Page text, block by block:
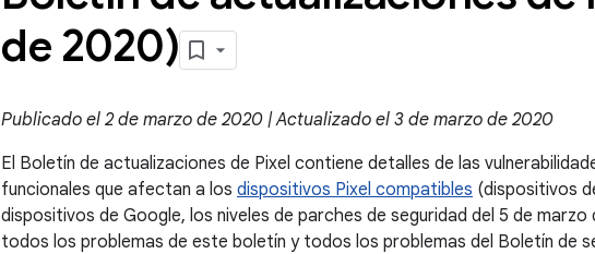
de 2020)
Publicado el 2 de marzo de 2020 | Actualizado el 3 de marzo de 2020
El Boletín de actualizaciones de Pixel contiene detalles de las
funcionales que afectan a los dispositivos Pixel compatibles (dispositivos
dispositivos de Google, los niveles de parches de seguridad del 5 de
todos los problemas de este boletín y todos los problemas del Boletín de